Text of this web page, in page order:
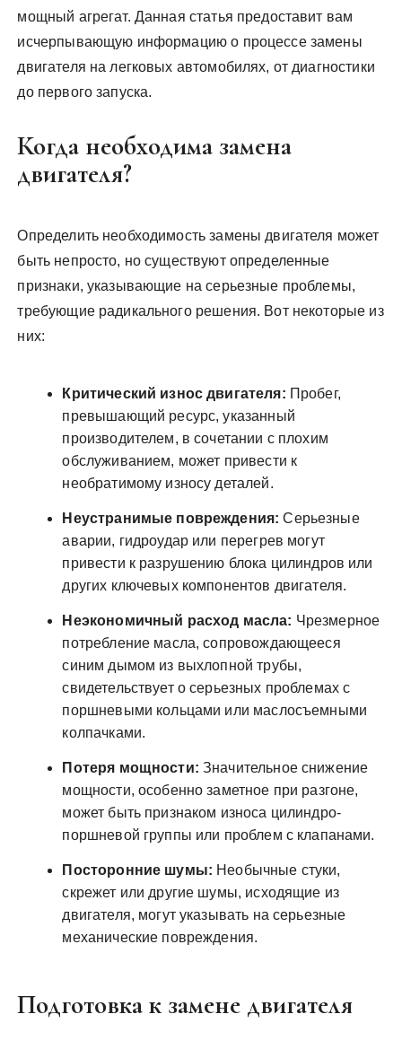
мощный агрегат. Данная статья предоставит вам
исчерпывающую информацию о процессе замены
двигателя на легковых автомобилях, от диагностики
до первого запуска.
Когда необходима замена
двигателя?
Определить необходимость замены двигателя может
быть непросто, но существуют определенные
признаки, указывающие на серьезные проблемы,
требующие радикального решения. Вот некоторые из
них:
Критический износ двигателя: Пробег,
превышающий ресурс, указанный
производителем, в сочетании с плохим
обслуживанием, может привести к
необратимому износу деталей.
Неустранимые повреждения: Серьезные
аварии, гидроудар или перегрев могут
привести к разрушению блока цилиндров или
других ключевых компонентов двигателя.
Неэкономичный расход масла: Чрезмерное
потребление масла, сопровождающееся
синим дымом из выхлопной трубы,
свидетельствует о серьезных проблемах с
поршневыми кольцами или маслосъемными
колпачками.
Потеря мощности: Значительное снижение
мощности, особенно заметное при разгоне,
может быть признаком износа цилиндро-
поршневой группы или проблем с клапанами.
Посторонние шумы: Необычные стуки,
скрежет или другие шумы, исходящие из
двигателя, могут указывать на серьезные
механические повреждения.
Подготовка к замене двигателя